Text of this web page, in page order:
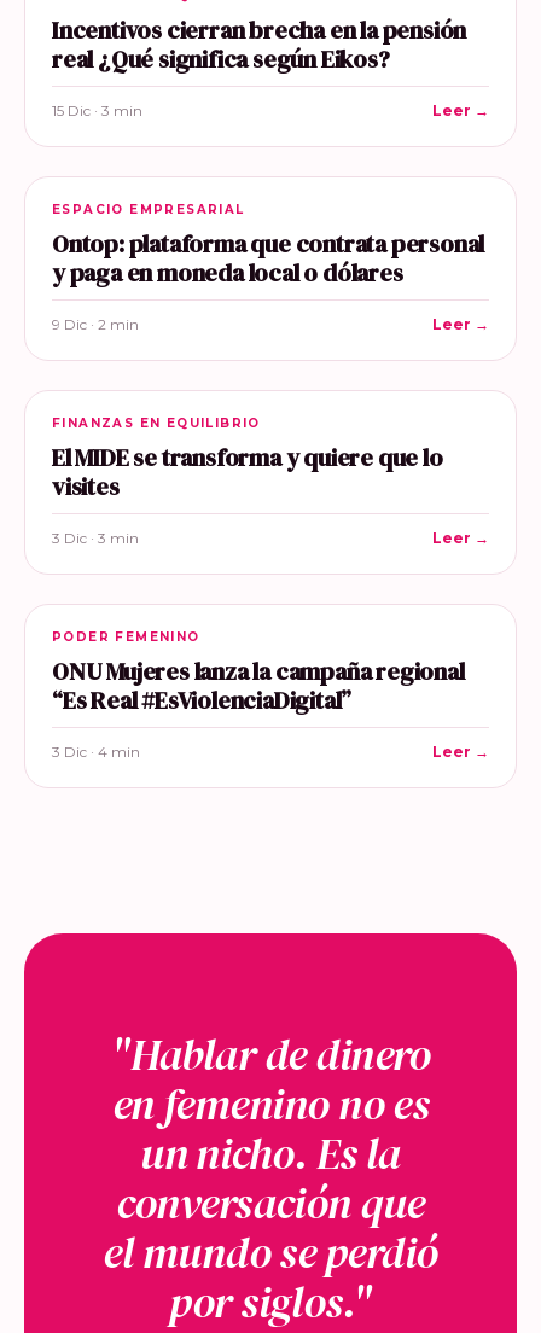
Incentivos cierran brecha en la pensión
real ¿Qué significa según Eikos?
15 Dic · 3 min Leer →
ESPACIO EMPRESARIAL
Ontop: plataforma que contrata personal
y paga en moneda local o dólares
9 Dic · 2 min Leer →
FINANZAS EN EQUILIBRIO
El MIDE se transforma y quiere que lo
visites
3 Dic · 3 min Leer →
PODER FEMENINO
ONU Mujeres lanza la campaña regional
“Es Real #EsViolenciaDigital”
3 Dic · 4 min Leer →
"Hablar de dinero
en femenino no es
un nicho. Es la
conversación que
el mundo se perdió
por siglos."